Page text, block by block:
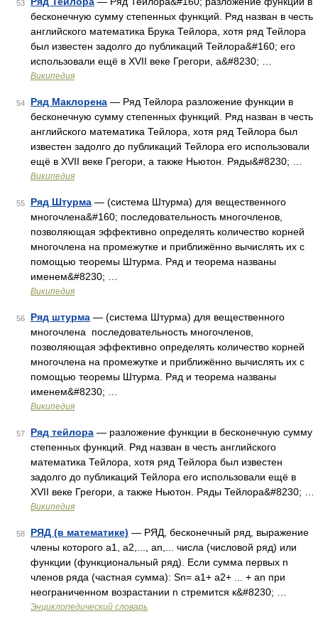
53
бесконечную сумму степенных функций. Ряд назван в честь
английского математика Брука Тейлора, хотя ряд Тейлора
был известен задолго до публикаций Тейлора&#160; его
использовали ещё в XVII веке Грегори, а&#8230; …
Википедия
54 Ряд Маклорена — Ряд Тейлора разложение функции в
бесконечную сумму степенных функций. Ряд назван в честь
английского математика Тейлора, хотя ряд Тейлора был
известен задолго до публикаций Тейлора его использовали
ещё в XVII веке Грегори, а также Ньютон. Ряды&#8230; …
Википедия
55 Ряд Штурма — (система Штурма) для вещественного
многочлена&#160; последовательность многочленов,
позволяющая эффективно определять количество корней
многочлена на промежутке и приближённо вычислять их с
помощью теоремы Штурма. Ряд и теорема названы
именем&#8230; …
Википедия
56 Ряд штурма — (система Штурма) для вещественного
многочлена последовательность многочленов,
позволяющая эффективно определять количество корней
многочлена на промежутке и приближённо вычислять их с
помощью теоремы Штурма. Ряд и теорема названы
именем&#8230; …
Википедия
57 Ряд тейлора — разложение функции в бесконечную сумму
степенных функций. Ряд назван в честь английского
математика Тейлора, хотя ряд Тейлора был известен
задолго до публикаций Тейлора его использовали ещё в
XVII веке Грегори, а также Ньютон. Ряды Тейлора&#8230; …
Википедия
58 РЯД (в математике) — РЯД, бесконечный ряд, выражение
члены которого a1, a2,..., an,... числа (числовой ряд) или
функции (функциональный ряд). Если сумма первых n
членов ряда (частная сумма): Sn= a1+ a2+ ... + an при
неограниченном возрастании n стремится к&#8230; …
Энциклопедический словарь